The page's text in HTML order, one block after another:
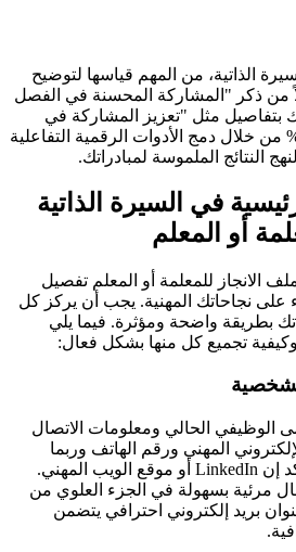
الذاتية، من المهم قياسها لتوضيح
من ذكر "المشاركة المحسنة في الفصل
بتفاصيل مثل "تعزيز المشاركة في
الدراسي بنسبة 25% من خلال دمج الأدوات الرقمية التفاعلية
النتائج الملموسة لمبادراتك.
في السيرة الذاتية
أو المعلم
الانجاز للمعلمة أو المعلم تفصيل
نجاحاتك المهنية. يجب أن يركز كل
بطريقة واضحة ومؤثرة. فيما يلي
تجميع كل منها بشكل فعال:
الوظيفي الحالي ومعلومات الاتصال
المهني ورقم الهاتف وربما
حسابك الشخصي على لينكد إن LinkedIn أو موقع الويب المهني.
مرئية بسهولة في الجزء العلوي من
بريد إلكتروني احترافي يتضمن